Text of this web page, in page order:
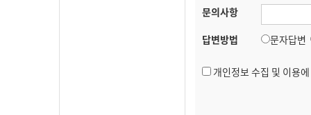
문의사항
답변방법
문자답변
개인정보 수집 및 이용